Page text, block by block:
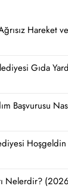
Hareket
Gıda
Başvurusu
Nelerdir?